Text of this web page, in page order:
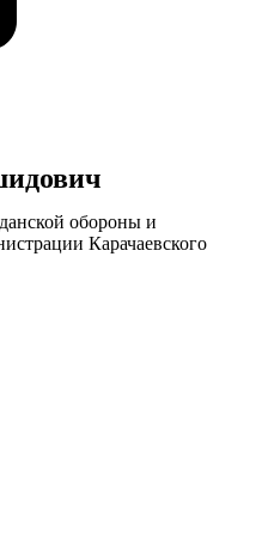
обороны и
Карачаевского